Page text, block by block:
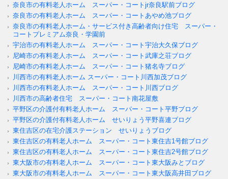
奈良市の有料老人ホーム スーパー・コートjr奈良駅前ブログ
奈良市の有料老人ホーム スーパー・コートあやめ池ブログ
奈良市の有料老人ホーム・サービス付き高齢者向け住宅 スーパー・
コートプレミアム奈良・学園前
宇治市の有料老人ホーム スーパー・コート宇治大久保ブログ
尼崎市の有料老人ホーム スーパー・コート武庫之荘ブログ
尼崎市の有料老人ホーム スーパー・コート猪名寺ブログ
川西市の有料老人ホーム スーパー・コート川西加茂ブログ
川西市の有料老人ホーム スーパー・コート川西ブログ
川西市の高齢者住宅 スーパー・コート南花屋敷
平野区の介護付有料老人ホーム スーパー・コート平野ブログ
平野区の介護付有料老人ホーム せいりょう平野喜連ブログ
東住吉区の在宅介護ステーション せいりょうブログ
東住吉区の有料老人ホーム スーパー・コート東住吉1号館ブログ
東住吉区の有料老人ホーム スーパー・コート東住吉2号館ブログ
東大阪市の有料老人ホーム スーパー・コート東大阪みとブログ
東大阪市の有料老人ホーム スーパー・コート東大阪高井田ブログ